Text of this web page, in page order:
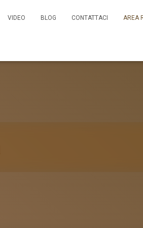
VIDEO BLOG CONTATTACI AREA